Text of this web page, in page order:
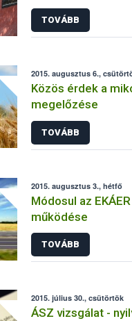
fertőzöttségét
TOVÁBB
2015. augusztus 6.,
Közös érdek a
megelőzése
TOVÁBB
2015. augusztus 3., hétfő
Módosul az
működése
TOVÁBB
2015. július 30., csütörtök
ÁSZ vizsgálat -